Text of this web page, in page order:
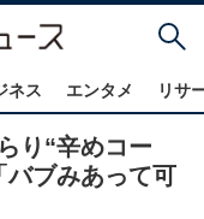
ネス エンタメ リサ
り“辛めコー
バブみあって可